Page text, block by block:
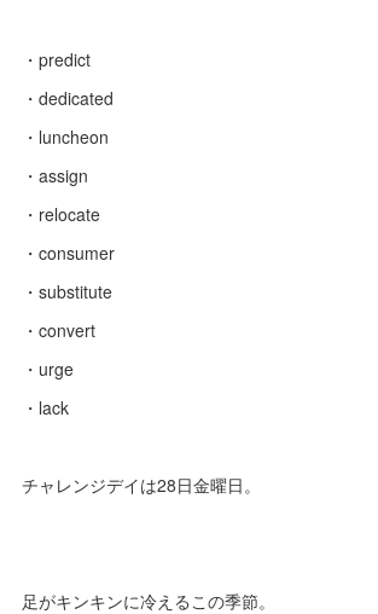
・predict
・dedicated
・luncheon
・assign
・relocate
・consumer
・substitute
・convert
・urge
・lack
チャレンジデイは28日金曜日。
足がキンキンに冷えるこの季節。